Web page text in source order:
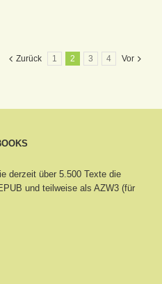
Zurück 1 2 3 4 Vor
derzeit über 5.500 Texte die
und teilweise als AZW3 (für